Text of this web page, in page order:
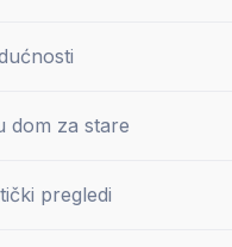
dom za stare
pregledi